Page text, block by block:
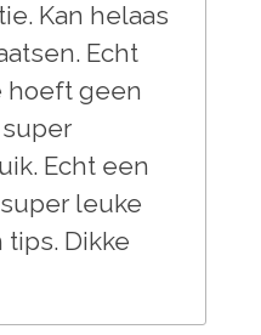
Kan helaas
Echt
hoeft geen
Echt een
leuke
Dikke